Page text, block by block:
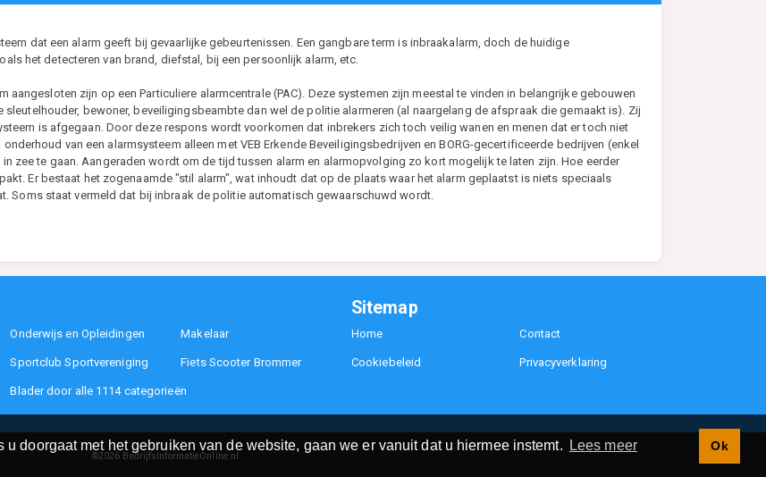
doorgaat met het gebruiken van de website, gaan we er vanuit dat u hiermee instemt. Lees meer Ok
dat een alarm geeft bij gevaarlijke gebeurtenissen. Een gangbare term is inbraakalarm, doch de huidige
het detecteren van brand, diefstal, bij een persoonlijk alarm, etc.
zijn op een Particuliere alarmcentrale (PAC). Deze systemen zijn meestal te vinden in belangrijke gebouwen
bewoner, beveiligingsbeambte dan wel de politie alarmeren (al naargelang de afspraak die gemaakt is). Zij
is afgegaan. Door deze respons wordt voorkomen dat inbrekers zich toch veilig wanen en menen dat er toch niet
van een alarmsysteem alleen met VEB Erkende Beveiligingsbedrijven en BORG-gecertificeerde bedrijven (enkel
zee te gaan. Aangeraden wordt om de tijd tussen alarm en alarmopvolging zo kort mogelijk te laten zijn. Hoe eerder
Er bestaat het zogenaamde "stil alarm", wat inhoudt dat op de plaats waar het alarm geplaatst is niets speciaals
Soms staat vermeld dat bij inbraak de politie automatisch gewaarschuwd wordt.
Onderwijs en Opleidingen Makelaar
Sportclub Sportvereniging Fiets Scooter Brommer
Blader door alle 1114 categorieën
Sitemap
Home Contact
Cookiebeleid Privacyverklaring
©2026 BedrijfsInformatieOnline.nl